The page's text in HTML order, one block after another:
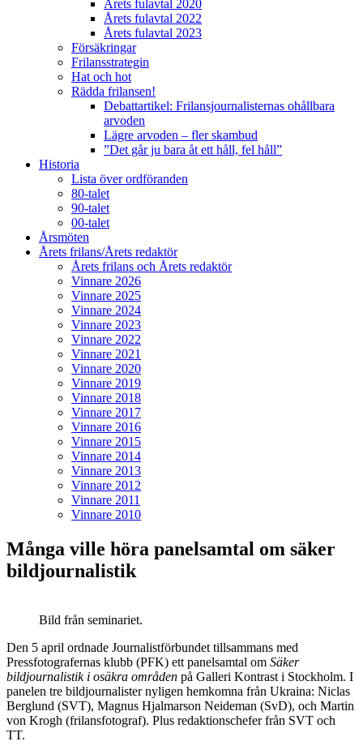
Årets fulavtal 2020
Årets fulavtal 2022
Årets fulavtal 2023
Försäkringar
Frilansstrategin
Hat och hot
Rädda frilansen!
Debattartikel: Frilansjournalisternas ohållbara
arvoden
Lägre arvoden – fler skambud
”Det går ju bara åt ett håll, fel håll”
Historia
Lista över ordföranden
80-talet
90-talet
00-talet
Årsmöten
Årets frilans/Årets redaktör
Årets frilans och Årets redaktör
Vinnare 2026
Vinnare 2025
Vinnare 2024
Vinnare 2023
Vinnare 2022
Vinnare 2021
Vinnare 2020
Vinnare 2019
Vinnare 2018
Vinnare 2017
Vinnare 2016
Vinnare 2015
Vinnare 2014
Vinnare 2013
Vinnare 2012
Vinnare 2011
Vinnare 2010
Många ville höra panelsamtal om säker
bildjournalistik
Bild från seminariet.
Den 5 april ordnade Journalistförbundet tillsammans med
Pressfotografernas klubb (PFK) ett panelsamtal om Säker
bildjournalistik i osäkra områden på Galleri Kontrast i Stockholm. I
panelen tre bildjournalister nyligen hemkomna från Ukraina: Niclas
Berglund (SVT), Magnus Hjalmarson Neideman (SvD), och Martin
von Krogh (frilansfotograf). Plus redaktionschefer från SVT och
TT.